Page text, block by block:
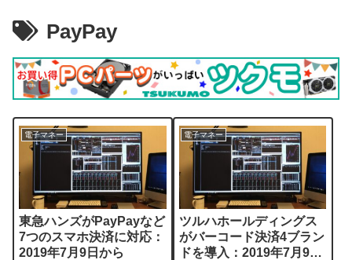
PayPay
電子マネー
東急ハンズがPayPayなど
7つのスマホ決済に対応：
2019年7月9日から
電子マネー
ツルハホールディングス
がバーコード決済4ブラン
ドを導入：2019年7月9日